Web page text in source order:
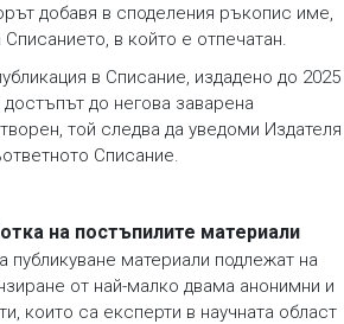
добавя в споделения ръкопис име,
в който е отпечатан.
в Списание, издадено до 2025
до негова заварена
той следва да уведоми Издателя
Списание.
на постъпилите материали
публикуване материали подлежат на
от най-малко двама анонимни и
които са експерти в научната област